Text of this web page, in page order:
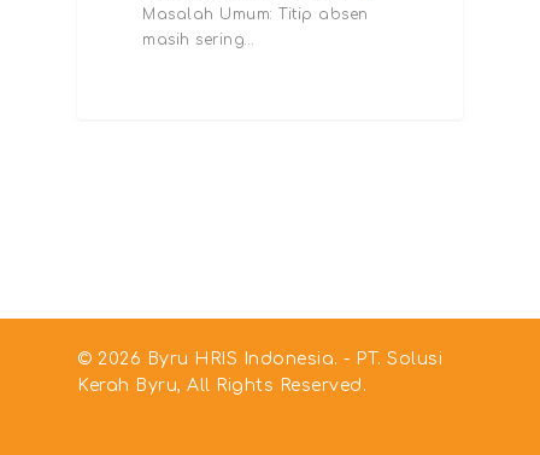
Masalah Umum: Titip absen
masih sering…
© 2026 Byru HRIS Indonesia. - PT. Solusi
Kerah Byru, All Rights Reserved.